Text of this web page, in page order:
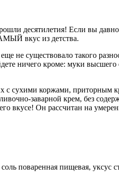
десятилетия! Если вы
вкус из детства.
не существовало такого
ничего кроме: муки
с сухими коржами, приторным
заварной крем, без
вкусе! Он рассчитан на
поваренная пищевая, уксус